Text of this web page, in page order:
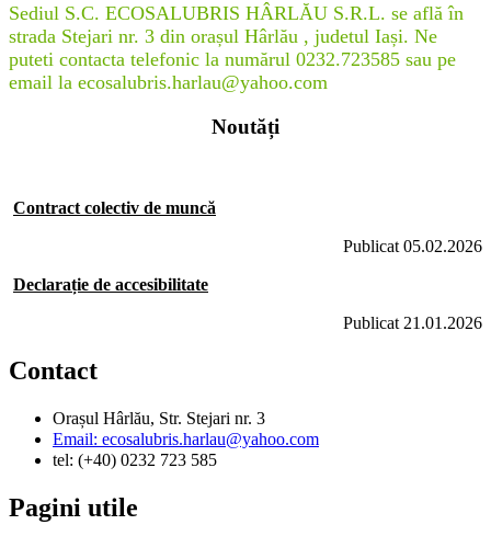
Sediul S.C. ECOSALUBRIS HÂRLĂU S.R.L. se află în
strada Stejari nr. 3 din orașul Hârlău , judetul Iași. Ne
puteti contacta telefonic la numărul 0232.723585 sau pe
email la ecosalubris.harlau@yahoo.com
Noutăți
Contract colectiv de muncă
Publicat 05.02.2026
Declarație de accesibilitate
Publicat 21.01.2026
Contact
Orașul Hârlău, Str. Stejari nr. 3
Email: ecosalubris.harlau@yahoo.com
tel: (+40) 0232 723 585
Pagini utile